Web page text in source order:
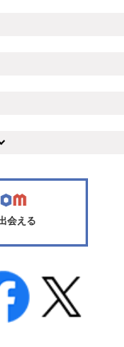
会える